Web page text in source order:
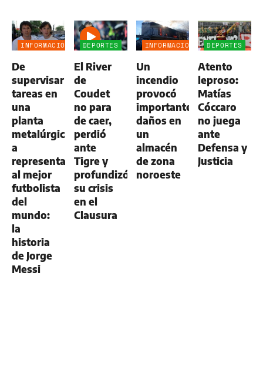
INFORMACIÓN
De
supervisar
tareas en
una
planta
metalúrgica
a
representar
al mejor
futbolista
del
mundo:
la
historia
de Jorge
Messi
DEPORTES
El River
de
Coudet
no para
de caer,
perdió
ante
Tigre y
profundizó
su crisis
en el
Clausura
INFORMACIÓN
Un
incendio
provocó
importantes
daños en
un
almacén
de zona
noroeste
DEPORTES
Atento
leproso:
Matías
Cóccaro
no juega
ante
Defensa y
Justicia